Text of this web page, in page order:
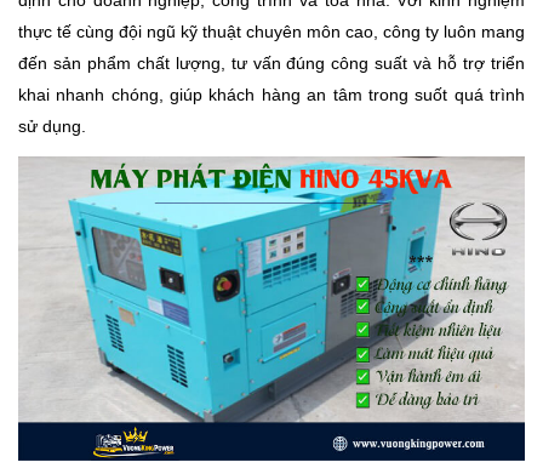
thực tế cùng đội ngũ kỹ thuật chuyên môn cao, công ty luôn mang
đến sản phẩm chất lượng, tư vấn đúng công suất và hỗ trợ triển
khai nhanh chóng, giúp khách hàng an tâm trong suốt quá trình
sử dụng.